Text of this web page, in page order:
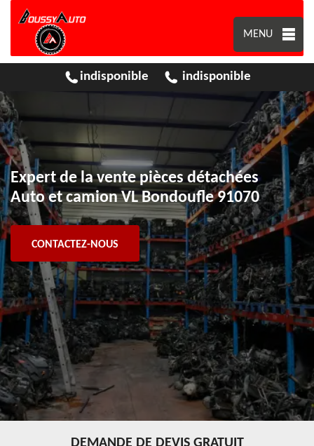
MENU
indisponible indisponible
Expert de la vente pièces détachées
Auto et camion VL Bondoufle 91070
CONTACTEZ-NOUS
DEMANDE DE DEVIS GRATUIT